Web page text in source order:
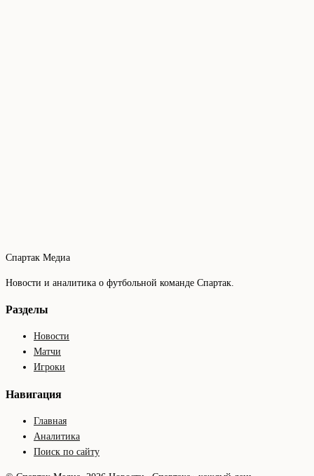
Спартак Медиа
Новости и аналитика о футбольной команде Спартак.
Разделы
Новости
Матчи
Игроки
Навигация
Главная
Аналитика
Поиск по сайту